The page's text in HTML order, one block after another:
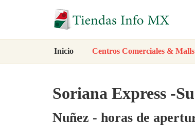
Inicio Centros Comerciales & Malls
Soriana Express -
Nuñez - horas de